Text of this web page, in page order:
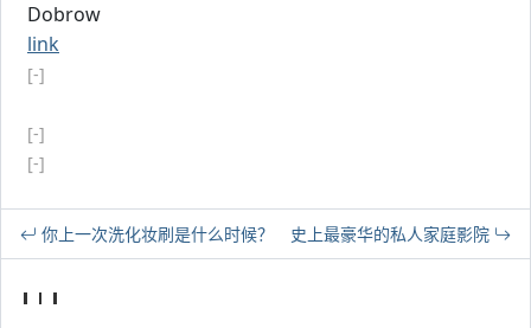
Dobrow
link
[-]
[-]
[-]
你上一次洗化妆刷是什么时候？ 史上最豪华的私人家庭影院